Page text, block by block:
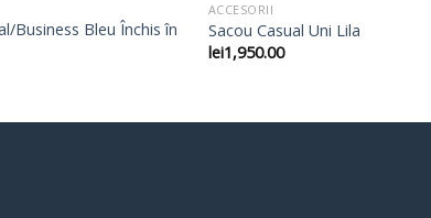
Business Bleu Închis în
ACCESORII
Sacou Casual Uni Lila
lei1,950.00